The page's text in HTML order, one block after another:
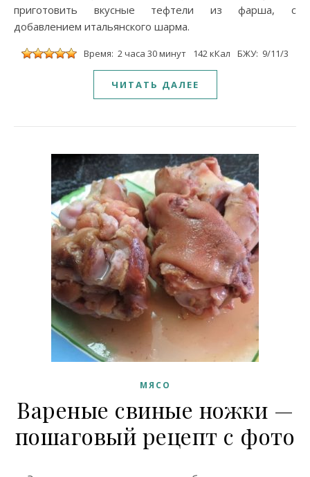
приготовить вкусные тефтели из фарша, с
добавлением итальянского шарма.
Время: 2 часа 30 минут 142 кКал БЖУ: 9/11/3
ЧИТАТЬ ДАЛЕЕ
МЯСО
Вареные свиные ножки —
пошаговый рецепт с фото